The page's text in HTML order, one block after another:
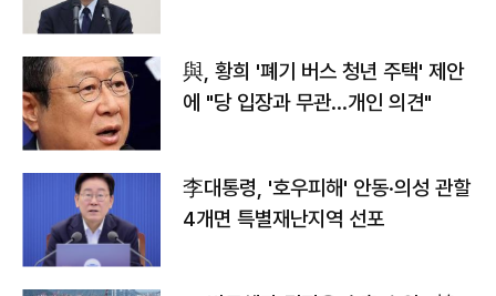
與, 황희 '폐기 버스 청년 주택' 제안
에 "당 입장과 무관…개인 의견"
李대통령, '호우피해' 안동·의성 관할
4개면 특별재난지역 선포